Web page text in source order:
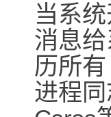
当系
消息
历所有
进程